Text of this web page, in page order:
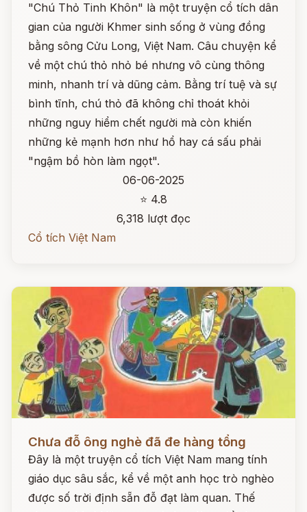
"Chú Thỏ Tinh Khôn" là một truyện cổ tích dân
gian của người Khmer sinh sống ở vùng đồng
bằng sông Cửu Long, Việt Nam. Câu chuyện kể
về một chú thỏ nhỏ bé nhưng vô cùng thông
minh, nhanh trí và dũng cảm. Bằng trí tuệ và sự
bình tĩnh, chú thỏ đã không chỉ thoát khỏi
những nguy hiểm chết người mà còn khiến
những kẻ mạnh hơn như hổ hay cá sấu phải
"ngậm bồ hòn làm ngọt".
06-06-2025
⭐ 4.8
6,318 lượt đọc
Cổ tích Việt Nam
Chưa đỗ ông nghè đã đe hàng tổng
Đây là một truyện cổ tích Việt Nam mang tính
giáo dục sâu sắc, kể về một anh học trò nghèo
được số trời định sẵn đỗ đạt làm quan. Thế